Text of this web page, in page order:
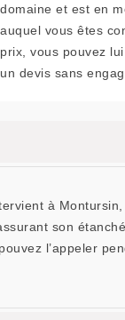
domaine et est en
auquel vous êtes
prix, vous pouvez
un devis sans
à
son
l’appeler